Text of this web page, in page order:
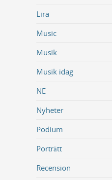
Lira
Music
Musik
Musik idag
NE
Nyheter
Podium
Porträtt
Recension